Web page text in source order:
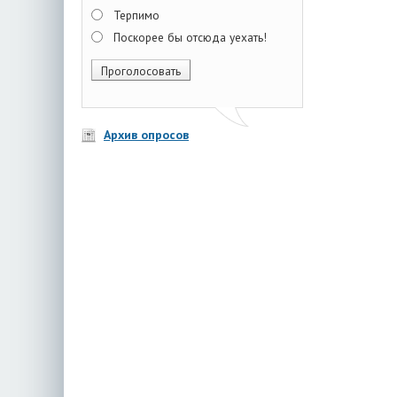
Терпимо
Поскорее бы отсюда уехать!
Архив опросов